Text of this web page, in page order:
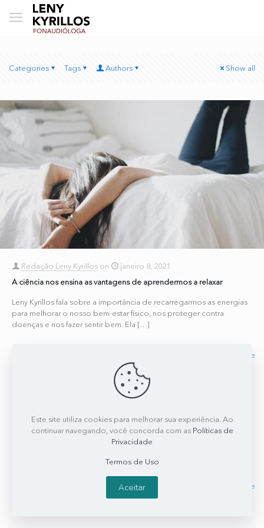
Categories Tags Authors Show all
Redação Leny Kyrillos on
janeiro 8, 2021
A ciência nos ensina as vantagens de aprendermos a relaxar
Leny Kyrillos fala sobre a importância de recarregarmos as energias
para melhorar o nosso bem-estar físico, nos proteger contra
doenças e nos fazer sentir bem. Ela […]
Read more
janeiro 23, 2018
Professor israelense Tal Ben-Shahar deu uma palestra fantástica
explicando a ciência da felicidade. Entre os pontos que ele
Read more
Este site utiliza cookies para melhorar sua experiência. Ao
continuar navegando, você concorda com as Políticas de
Privacidade
Termos de Uso
Aceitar